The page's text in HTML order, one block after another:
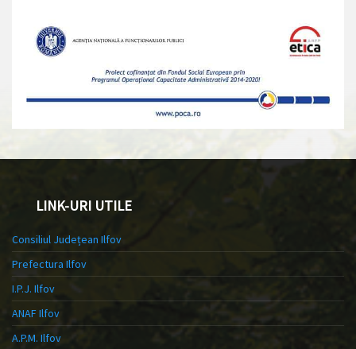
LINK-URI UTILE
Consiliul Județean Ilfov
Prefectura Ilfov
I.P.J. Ilfov
ANAF Ilfov
A.P.M. Ilfov